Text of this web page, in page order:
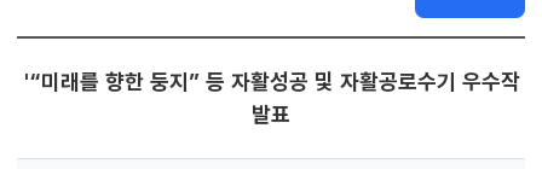
'“미래를 향한 둥지” 등 자활성공 및 자활공로수기 우수작
발표